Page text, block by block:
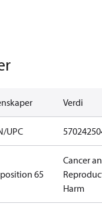
Verdi
UPC
65
Cancer
Harm